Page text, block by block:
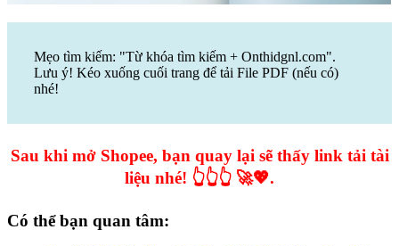
Mẹo tìm kiếm: "Từ khóa tìm kiếm + Onthidgnl.com".
Lưu ý! Kéo xuống cuối trang để tải File PDF (nếu có)
nhé!
Sau khi mở Shopee, bạn quay lại sẽ thấy link tải tài
liệu nhé! 👆👆👆 🚀💖.
Có thể bạn quan tâm: